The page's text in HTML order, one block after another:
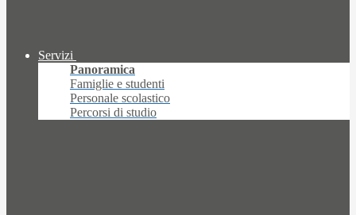
Servizi
Panoramica
Famiglie e studenti
Personale scolastico
Percorsi di studio